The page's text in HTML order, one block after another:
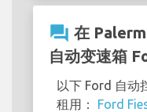
question_answer 在
自动变速箱
以下 Ford 自动
租用： Ford